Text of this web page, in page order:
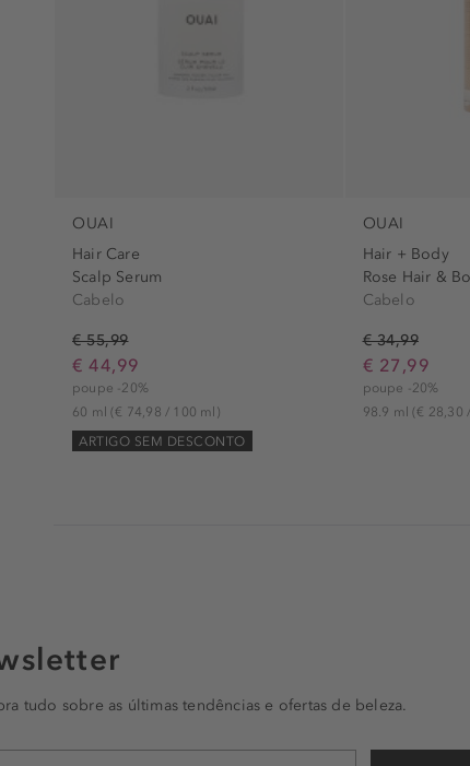
OUAI
Hair Care
Scalp Serum
Cabelo
€ 55,99
€ 44,99
poupe -20%
60 ml(€ 74,98 / 100 ml)
ARTIGO SEM DESCONTO
OUAI
Hair + Body
Rose Hair &
Cabelo
€ 34,99
€ 27,99
poupe -20%
98.9 ml(€ 28,30
tudo sobre as últimas tendências e ofertas de beleza.